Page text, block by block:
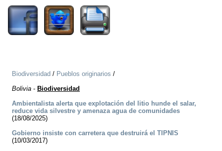
Biodiversidad / Pueblos originarios /
Bolivia - Biodiversidad
Ambientalista alerta que explotación del litio hunde el salar,
reduce vida silvestre y amenaza agua de comunidades
(18/08/2025)
Gobierno insiste con carretera que destruirá el TIPNIS
(10/03/2017)